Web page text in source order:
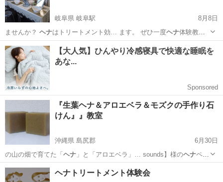
岐阜県 岐阜駅
8月8日
ませんか？ ヘナはトリートメント効… ます。 ぜひ一度ヘナ体験教室
を受けてみ…
岐阜 岐阜市 岐阜駅 ヘナ
『生葉ヘナ＆アロエベラ＆モズクの手作り石
けん』』教室
沖縄県 島尻郡
6月30日
の山の畑で育てた「 ヘナ」と「アロエベラ」… sounds】様のヘナペー
ストを使って行…
沖縄 島尻郡 その他 ヘナ
ヘナトリートメント体験会